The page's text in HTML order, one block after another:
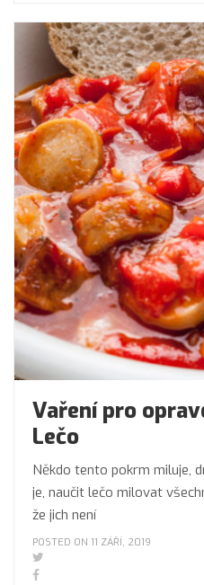
Vaření pro
Lečo
Někdo tento pokrm miluje,
je, naučit lečo milovat
že jich není
POSTED ON 11 ZÁŘÍ, 2019